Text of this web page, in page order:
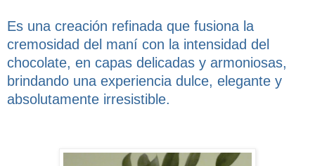
Es una creación refinada que fusiona la
cremosidad del maní con la intensidad del
chocolate, en capas delicadas y armoniosas,
brindando una experiencia dulce, elegante y
absolutamente irresistible.